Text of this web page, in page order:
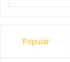
Popular